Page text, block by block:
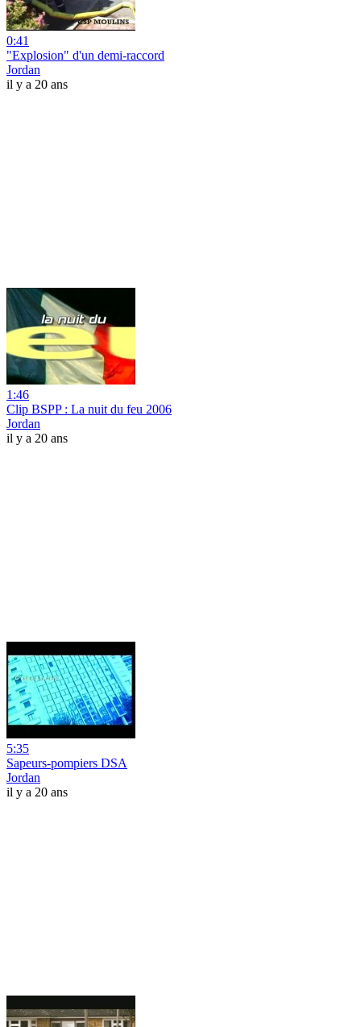
0:41
"Explosion" d'un demi-raccord
Jordan
il y a 20 ans
1:46
Clip BSPP : La nuit du feu 2006
Jordan
il y a 20 ans
5:35
Sapeurs-pompiers DSA
Jordan
il y a 20 ans